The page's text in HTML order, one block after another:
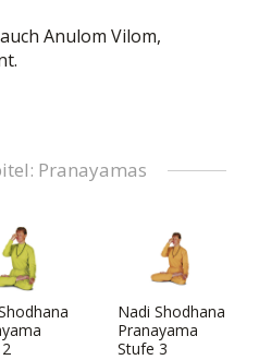
Anulom Vilom,
Pranayamas
Nadi Shodhana
Pranayama
Stufe 3